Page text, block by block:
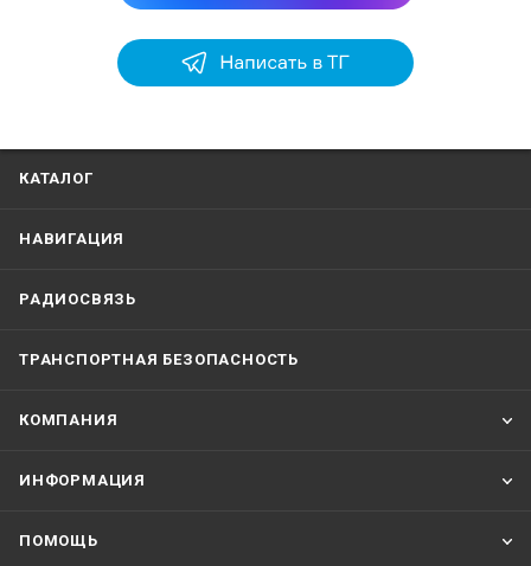
КАТАЛОГ
НАВИГАЦИЯ
РАДИОСВЯЗЬ
ТРАНСПОРТНАЯ БЕЗОПАСНОСТЬ
КОМПАНИЯ
ИНФОРМАЦИЯ
ПОМОЩЬ